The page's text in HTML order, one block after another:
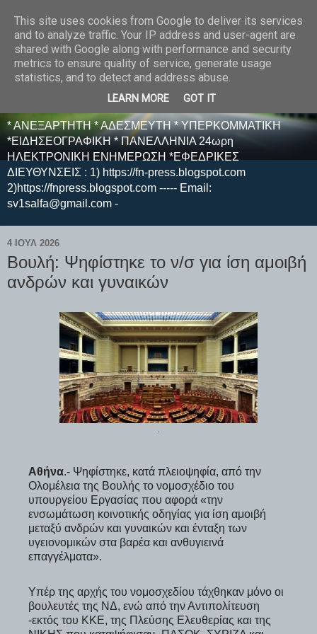
E F E N P R E S S -
ΗΛΕΚΤΡΟΝΙΚΗ
ΕΦΗΜΕΡΙΔΑ
* ΑΝΕΞΑΡΤΗΤΗ * ΑΔΕΣΜΕΥΤΗ * ΥΠΕΡΚΟΜΜΑΤΙΚΗ
*ΕΙΔΗΣΕΟΓΡΑΦΙΚΗ * ΠΑΝΕΛΛΗΝΙΑ 24ωρη
ΗΛΕΚΤΡΟΝΙΚΗ ΕΝΗΜΕΡΩΣΗ *ΕΦΕΔΡΙΚΕΣ
ΔΙΕΥΘΥΝΣΕΙΣ : 1) https://fn-press.blogspot.com
2)https://fnpress.blogspot.com ----- Email:
sv1salfa@gmail.com -
4 ΙΟΥΛ 2026
Βουλή: Ψηφίστηκε το ν/σ για ίση αμοιβή
ανδρών και γυναικών
Αθήνα.- Ψηφίστηκε, κατά πλειοψηφία, από την
Ολομέλεια της Βουλής το νομοσχέδιο του
υπουργείου Εργασίας που αφορά «την
ενσωμάτωση κοινοτικής οδηγίας για ίση αμοιβή
μεταξύ ανδρών και γυναικών και ένταξη των
υγειονομικών στα βαρέα και ανθυγιεινά
επαγγέλματα».
Υπέρ της αρχής του νομοσχεδίου τάχθηκαν μόνο οι
βουλευτές της ΝΔ, ενώ από την Αντιπολίτευση
-εκτός του ΚΚΕ, της Πλεύσης Ελευθερίας και της
This site uses cookies from Google to deliver its services
and to analyze traffic. Your IP address and user-agent are
shared with Google along with performance and security
metrics to ensure quality of service, generate usage
statistics, and to detect and address abuse.
LEARN MORE GOT IT